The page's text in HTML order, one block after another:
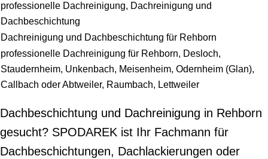
professionelle Dachreinigung, Dachreinigung und
Dachbeschichtung
Dachreinigung und Dachbeschichtung für Rehborn
professionelle Dachreinigung für Rehborn, Desloch,
Staudernheim, Unkenbach, Meisenheim, Odernheim (Glan),
Callbach oder Abtweiler, Raumbach, Lettweiler
Dachbeschichtung und Dachreinigung in Rehborn
gesucht? SPODAREK ist Ihr Fachmann für
Dachbeschichtungen, Dachlackierungen oder